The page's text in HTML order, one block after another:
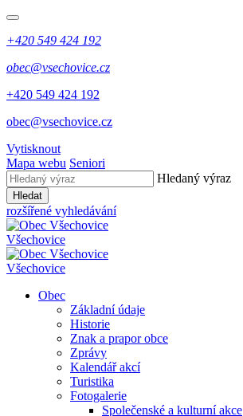
+420 549 424 192
obec@vsechovice.cz
+420 549 424 192
obec@vsechovice.cz
Vytisknout
Mapa webu Seniori
Hledaný výraz
Hledat
rozšířené vyhledávání
Všechovice
Všechovice
Obec
Základní údaje
Historie
Znak a prapor obce
Zprávy
Kalendář akcí
Turistika
Fotogalerie
Společenské a kulturní akce